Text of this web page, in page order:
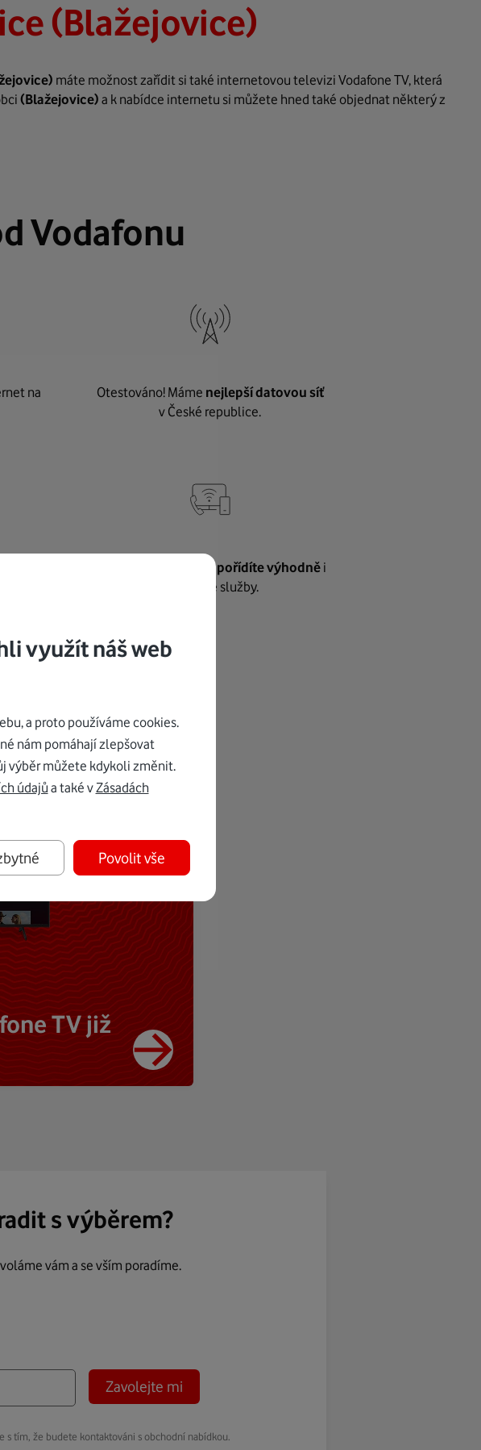
(Blažejovice)
máte možnost zařídit si také internetovou televizi Vodafone TV, která
(Blažejovice) a k nabídce internetu si můžete hned také objednat některý z
Vodafonu
na
Otestováno! Máme nejlepší datovou síť
v České republice.
K pevnému internetupořídíte výhodněi
další naše služby.
TV již
s výběrem?
vám a se vším poradíme.
Zavolejte mi
s tím, že budete kontaktováni s obchodní nabídkou.
využít náš web
a proto používáme cookies.
nám pomáhají zlepšovat
výběr můžete kdykoli změnit.
údajůa také vZásadách
Povolit vše